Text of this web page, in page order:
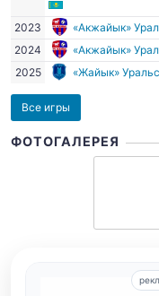
2023 «Акжайык»
2024
«Акжайык»
2025
«Жайык»
Все игры
ФОТОГАЛЕРЕЯ